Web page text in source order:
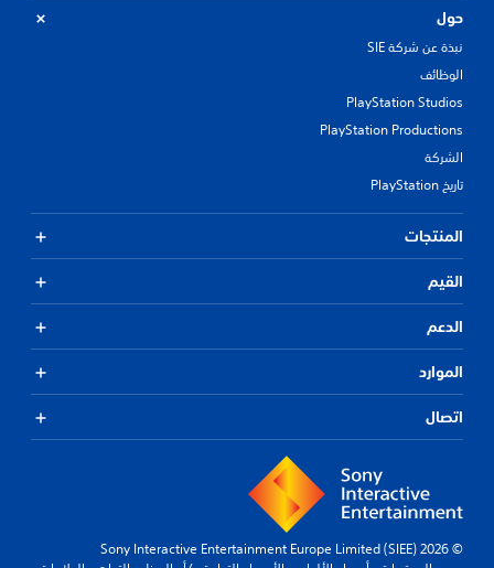
حول
نبذة عن شركة SIE
الوظائف
PlayStation Studios
PlayStation Productions
الشركة
تاريخ PlayStation
المنتجات
القيم
الدعم
الموارد
اتصال
© 2026 Sony Interactive Entertainment Europe Limited (SIEE)